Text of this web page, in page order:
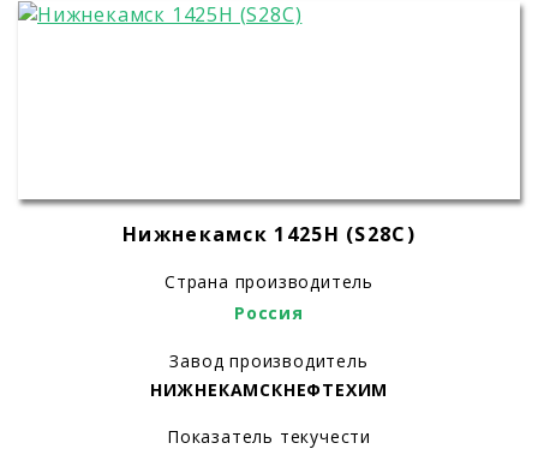
Нижнекамск 1425H (S28C)
Страна производитель
Россия
Завод производитель
НИЖНЕКАМСКНЕФТЕХИМ
Показатель текучести